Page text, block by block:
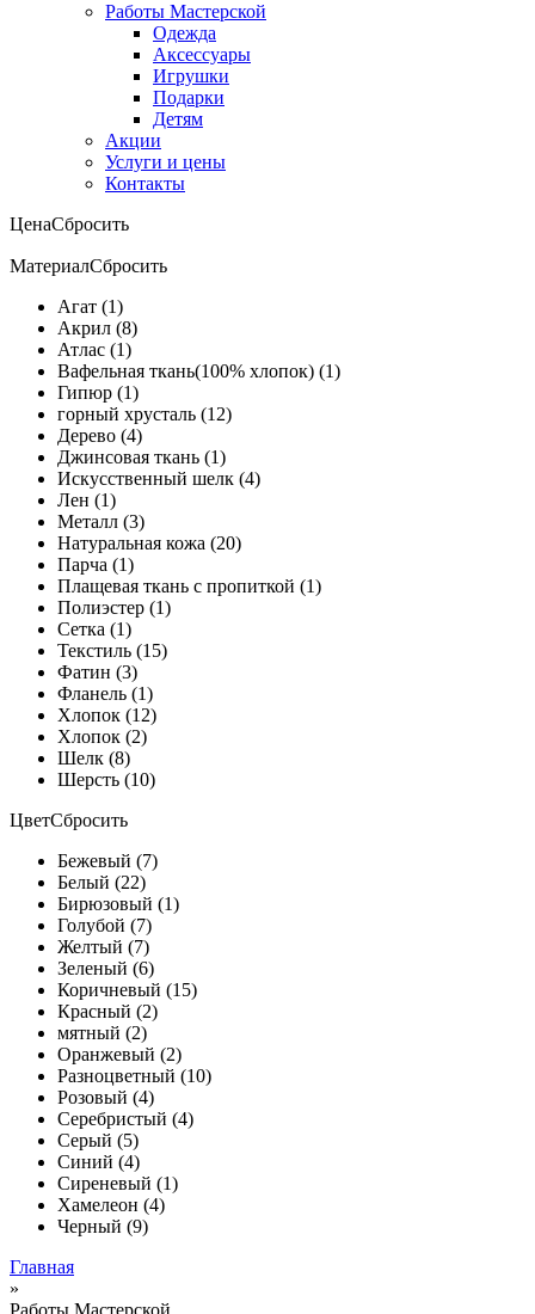
Работы Мастерской
Одежда
Аксессуары
Игрушки
Подарки
Детям
Акции
Услуги и цены
Контакты
ЦенаСбросить
МатериалСбросить
Агат (1)
Акрил (8)
Атлас (1)
Вафельная ткань(100% хлопок) (1)
Гипюр (1)
горный хрусталь (12)
Дерево (4)
Джинсовая ткань (1)
Искусственный шелк (4)
Лен (1)
Металл (3)
Натуральная кожа (20)
Парча (1)
Плащевая ткань с пропиткой (1)
Полиэстер (1)
Сетка (1)
Текстиль (15)
Фатин (3)
Фланель (1)
Хлопок (12)
Хлопок (2)
Шелк (8)
Шерсть (10)
ЦветСбросить
Бежевый (7)
Белый (22)
Бирюзовый (1)
Голубой (7)
Желтый (7)
Зеленый (6)
Коричневый (15)
Красный (2)
мятный (2)
Оранжевый (2)
Разноцветный (10)
Розовый (4)
Серебристый (4)
Серый (5)
Синий (4)
Сиреневый (1)
Хамелеон (4)
Черный (9)
Главная
»
Работы Мастерской